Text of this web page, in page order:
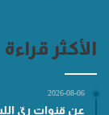
الأكثر قراءة
2026-08-06
عن قنوات ريّ